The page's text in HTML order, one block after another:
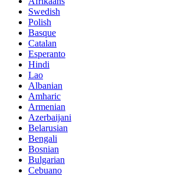
Swedish
Polish
Basque
Catalan
Esperanto
Hindi
Lao
Albanian
Amharic
Armenian
Azerbaijani
Belarusian
Bengali
Bosnian
Bulgarian
Cebuano